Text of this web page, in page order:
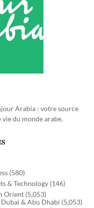
Arabia : votre source
du monde arabe.
(580)
& Technology (146)
Orient (5,053)
Dubai & Abu Dhabi (5,053)